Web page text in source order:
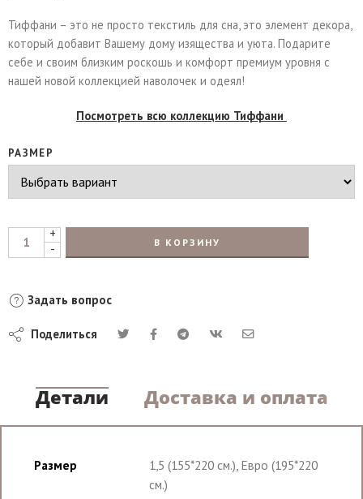
Тиффани – это не просто текстиль для сна, это элемент декора,
который добавит Вашему дому изящества и уюта. Подарите
себе и своим близким роскошь и комфорт премиум уровня с
нашей новой коллекцией наволочек и одеял!
Посмотреть всю коллекцию Тиффани
РАЗМЕР
+
-
В КОРЗИНУ
Задать вопрос
Поделиться
Детали Доставка и оплата
Размер
1,5 (155*220 см.), Евро (195*220
см.)